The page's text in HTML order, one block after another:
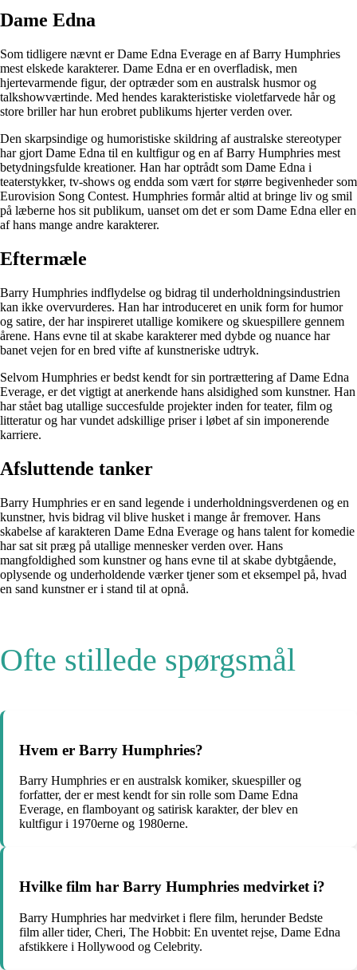
Dame Edna
Som tidligere nævnt er Dame Edna Everage en af Barry Humphries
mest elskede karakterer. Dame Edna er en overfladisk, men
hjertevarmende figur, der optræder som en australsk husmor og
talkshowværtinde. Med hendes karakteristiske violetfarvede hår og
store briller har hun erobret publikums hjerter verden over.
Den skarpsindige og humoristiske skildring af australske stereotyper
har gjort Dame Edna til en kultfigur og en af Barry Humphries mest
betydningsfulde kreationer. Han har optrådt som Dame Edna i
teaterstykker, tv-shows og endda som vært for større begivenheder som
Eurovision Song Contest. Humphries formår altid at bringe liv og smil
på læberne hos sit publikum, uanset om det er som Dame Edna eller en
af hans mange andre karakterer.
Eftermæle
Barry Humphries indflydelse og bidrag til underholdningsindustrien
kan ikke overvurderes. Han har introduceret en unik form for humor
og satire, der har inspireret utallige komikere og skuespillere gennem
årene. Hans evne til at skabe karakterer med dybde og nuance har
banet vejen for en bred vifte af kunstneriske udtryk.
Selvom Humphries er bedst kendt for sin portrættering af Dame Edna
Everage, er det vigtigt at anerkende hans alsidighed som kunstner. Han
har stået bag utallige succesfulde projekter inden for teater, film og
litteratur og har vundet adskillige priser i løbet af sin imponerende
karriere.
Afsluttende tanker
Barry Humphries er en sand legende i underholdningsverdenen og en
kunstner, hvis bidrag vil blive husket i mange år fremover. Hans
skabelse af karakteren Dame Edna Everage og hans talent for komedie
har sat sit præg på utallige mennesker verden over. Hans
mangfoldighed som kunstner og hans evne til at skabe dybtgående,
oplysende og underholdende værker tjener som et eksempel på, hvad
en sand kunstner er i stand til at opnå.
Ofte stillede spørgsmål
Hvem er Barry Humphries?
Barry Humphries er en australsk komiker, skuespiller og
forfatter, der er mest kendt for sin rolle som Dame Edna
Everage, en flamboyant og satirisk karakter, der blev en
kultfigur i 1970erne og 1980erne.
Hvilke film har Barry Humphries medvirket i?
Barry Humphries har medvirket i flere film, herunder Bedste
film aller tider, Cheri, The Hobbit: En uventet rejse, Dame Edna
afstikkere i Hollywood og Celebrity.